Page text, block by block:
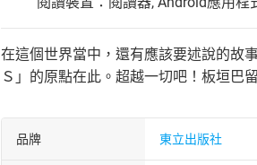
在這個世界當中，還有應該要述說的故
Ｓ」的原點在此。超越一切吧！板垣巴
品牌 東立出版社